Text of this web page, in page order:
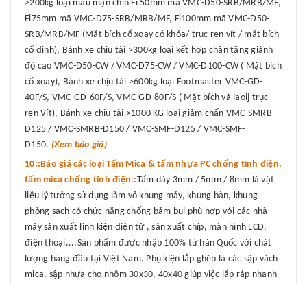
>200kg loại màu mận chín Fi 50mm mã VMC-D50-SRB/MRB/MF,
Fi75mm mã VMC-D75-SRB/MRB/MF, Fi100mm mã VMC-D50-
SRB/MRB/MF (Mặt bích cổ xoay có khóa/ trục ren vít / mặt bích
cố định), Bánh xe chịu tải >300kg loại kết hợp chân tăng giảnh
độ cao VMC-D50-CW / VMC-D75-CW / VMC-D100-CW ( Mặt bích
cổ xoay), Bánh xe chịu tải >600kg loại Footmaster VMC-GD-
40F/S, VMC-GD-60F/S, VMC-GD-80F/S ( Mặt bích và laoij trục
ren Vít), Bánh xe chịu tải >1000 KG loại giảm chấn VMC-SMRB-
D125 / VMC-SMRB-D150 / VMC-SMF-D125 / VMC-SMF-
D150. (Xem báo giá)
10::Báo giá các loại Tấm Mica & tấm nhựa PC chống tĩnh điện,
tấm mica chống tĩnh điện.:Tấm dày 3mm / 5mm / 8mm là vật
liệu lý tưởng sử dụng làm vỏ khung máy, khung bàn, khung
phòng sạch có chức năng chống bám bụi phù hợp với các nhà
máy sản xuất linh kiện điện tử , sản xuất chíp, màn hình LCD,
điện thoại....Sản phẩm được nhập 100% từ hàn Quốc với chát
lượng hàng đầu tại Việt Nam. Phụ kiện lắp ghép là các sập vách
mica, sập nhựa cho nhôm 30x30, 40x40 giúp việc lắp ráp nhanh